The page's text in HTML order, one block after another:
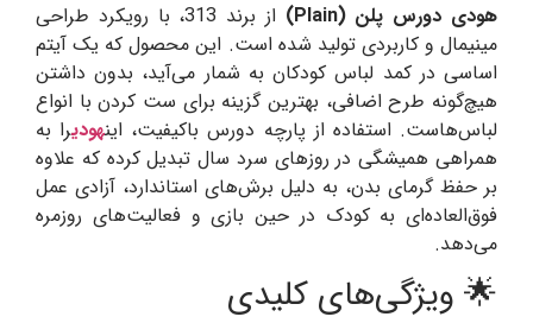
هودی دورس پلن (Plain)
از برند 313، با رویکرد طراحی
مینیمال و کاربردی تولید شده است. این محصول که یک آیتم
اساسی در کمد لباس کودکان به شمار می‌آید، بدون داشتن
هیچ‌گونه طرح اضافی، بهترین گزینه برای ست کردن با انواع
لباس‌هاست. استفاده از پارچه دورس باکیفیت، اینهودیرا به
همراهی همیشگی در روزهای سرد سال تبدیل کرده که علاوه
بر حفظ گرمای بدن، به دلیل برش‌های استاندارد، آزادی عمل
فوق‌العاده‌ای به کودک در حین بازی و فعالیت‌های روزمره
می‌دهد.
🌟 ویژگی‌های کلیدی